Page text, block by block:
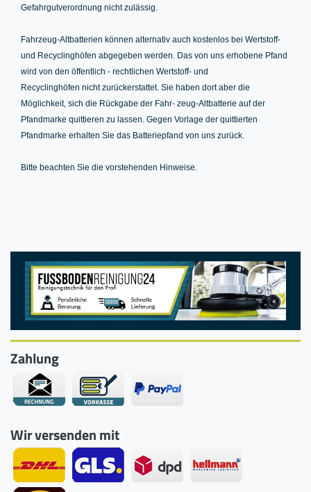
Gefahrgutverordnung nicht zulässig.
Fahrzeug-Altbatterien können alternativ auch kostenlos bei Wertstoff-
und Recyclinghöfen abgegeben werden. Das von uns erhobene Pfand
wird von den öffentlich - rechtlichen Wertstoff- und
Recyclinghöfen nicht zurückerstattet. Sie haben dort aber die
Möglichkeit, sich die Rückgabe der Fahr- zeug-Altbatterie auf der
Pfandmarke quittieren zu lassen. Gegen Vorlage der quittierten
Pfandmarke erhalten Sie das Batteriepfand von uns zurück.
Bitte beachten Sie die vorstehenden Hinweise.
Zahlung
Wir versenden mit